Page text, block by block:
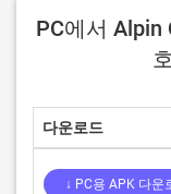
PC에서 Alpin
다운로드
↓ PC용 APK 다운